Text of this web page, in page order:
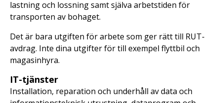
lastning och lossning samt själva arbetstiden för
transporten av bohaget.
Det är bara utgiften för arbete som ger rätt till RUT-
avdrag. Inte dina utgifter för till exempel flyttbil och
magasinhyra.
IT-tjänster
Installation, reparation och underhåll av data och